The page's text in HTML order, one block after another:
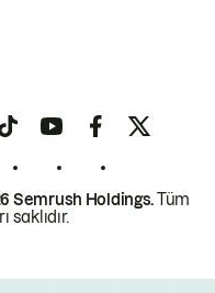
Semrush Holdings.Tüm
saklıdır.